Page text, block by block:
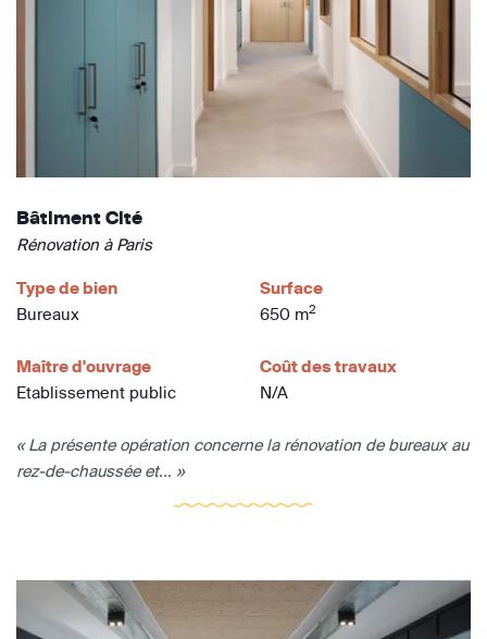
Bâtiment Cité
Rénovation à Paris
Type de bien
Bureaux
Surface
650 m2
Maître d'ouvrage
Etablissement public
Coût des travaux
N/A
« La présente opération concerne la rénovation de bureaux au
rez-de-chaussée et... »